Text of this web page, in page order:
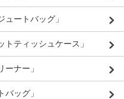
ートバッグ」
ティッシュケース」
ナー」
ッグ」